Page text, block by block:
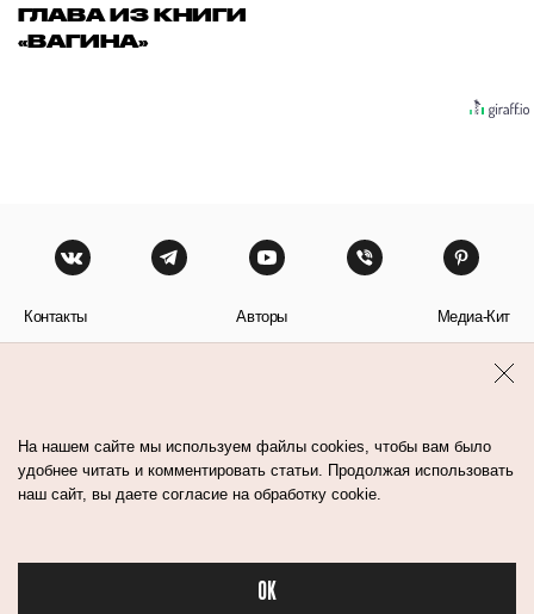
ГЛАВА ИЗ КНИГИ
«ВАГИНА»
Контакты Авторы Медиа-Кит
На нашем сайте мы используем файлы cookies, чтобы вам было
удобнее читать и комментировать статьи. Продолжая использовать
наш сайт, вы даете согласие на обработку cookie.
OK